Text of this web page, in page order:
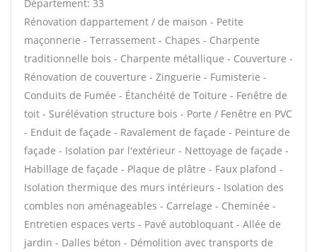
Département: 33
Rénovation dappartement / de maison - Petite
maçonnerie - Terrassement - Chapes - Charpente
traditionnelle bois - Charpente métallique - Couverture -
Rénovation de couverture - Zinguerie - Fumisterie -
Conduits de Fumée - Étanchéité de Toiture - Fenêtre de
toit - Surélévation structure bois - Porte / Fenêtre en PVC
- Enduit de façade - Ravalement de façade - Peinture de
façade - Isolation par l'extérieur - Nettoyage de façade -
Habillage de façade - Plaque de plâtre - Faux plafond -
Isolation thermique des murs intérieurs - Isolation des
combles non aménageables - Carrelage - Cheminée -
Entretien espaces verts - Pavé autobloquant - Allée de
jardin - Dalles béton - Démolition avec transports de